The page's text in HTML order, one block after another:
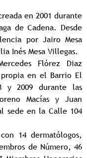
en 2001 durante
de Cadena. Desde
por Jairo Mesa
Inés Mesa Villegas.
Flórez Diaz
en el Barrio El
y 2009 durante las
Macías y Juan
sede en la Calle 104
14 dermatólogos,
de Número, 46